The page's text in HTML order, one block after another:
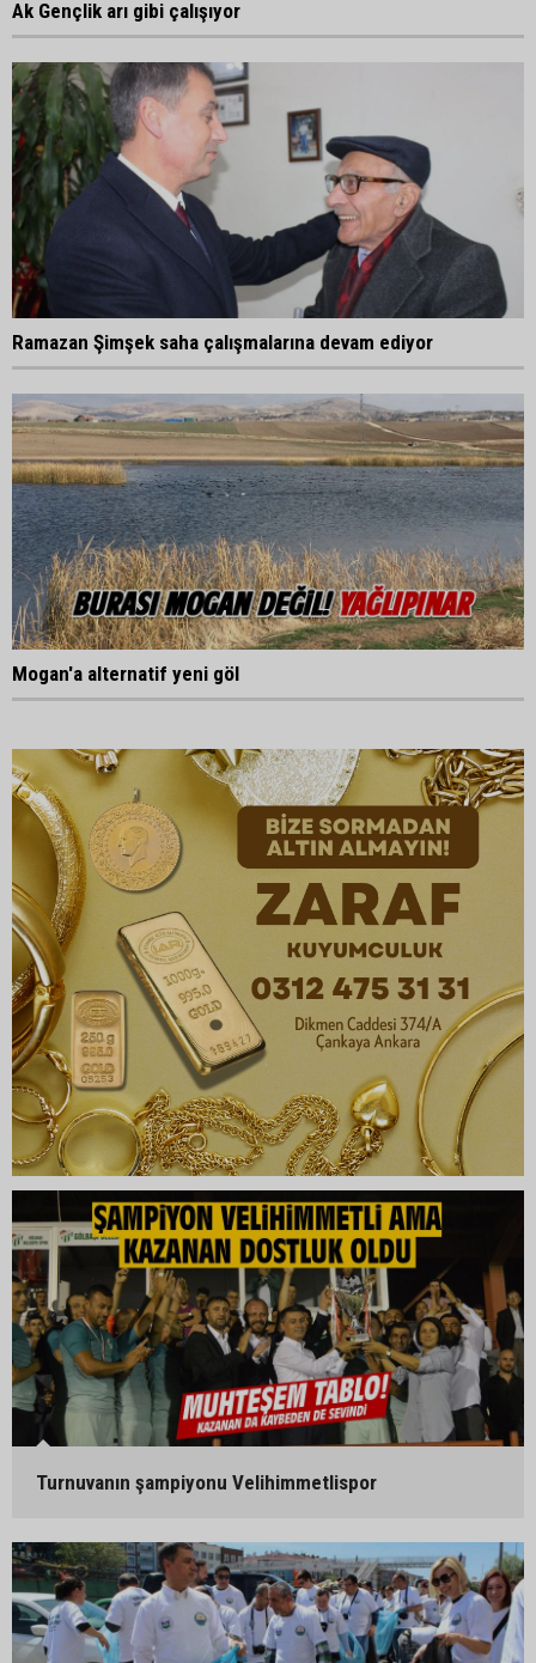
Ak Gençlik arı gibi çalışıyor
Ramazan Şimşek saha çalışmalarına devam ediyor
Mogan'a alternatif yeni göl
Turnuvanın şampiyonu Velihimmetlispor